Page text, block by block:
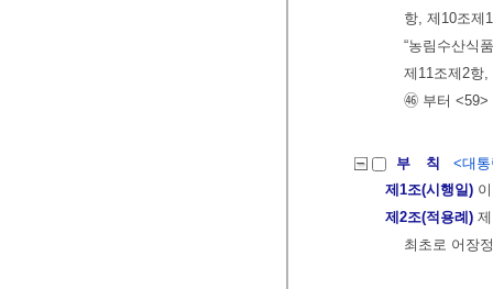
항, 제10조제
“농림수산식
제11조제2항,
㊻ 부터 <59>
부 칙
<대
제1조(시행일)
제2조(적용례)
최초로 어장